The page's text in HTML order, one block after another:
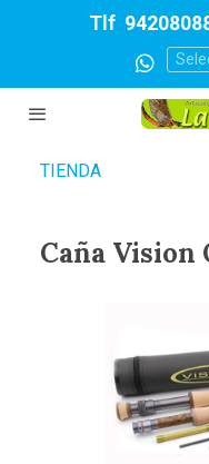
Tlf
TIENDA
Caña Vision